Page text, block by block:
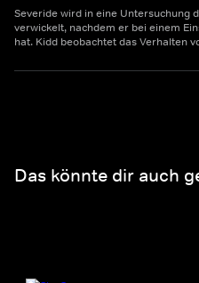
Severide wird in eine Untersuchung
verwickelt, nachdem er bei einem
hat. Kidd beobachtet das Verhalten
Das könnte dir auch